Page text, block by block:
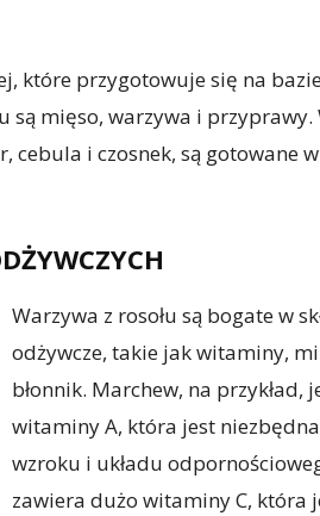
które przygotowuje się na
są mięso, warzywa i przyprawy.
cebula i czosnek, są gotowane
Warzywa z rosołu są bogate w
odżywcze, takie jak witaminy,
błonnik. Marchew, na przykład,
witaminy A, która jest
wzroku i układu
zawiera dużo witaminy C, która